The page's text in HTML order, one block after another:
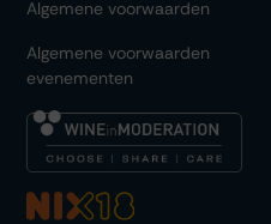
Algemene voorwaarden
Algemene voorwaarden
evenementen